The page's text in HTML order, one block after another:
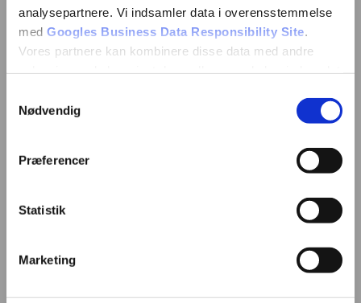
analysepartnere. Vi indsamler data i overensstemmelse
med Googles Business Data Responsibility Site
Vores partnere kan kombinere disse data med andre
Nødvendig
Præferencer
Statistik
Marketing